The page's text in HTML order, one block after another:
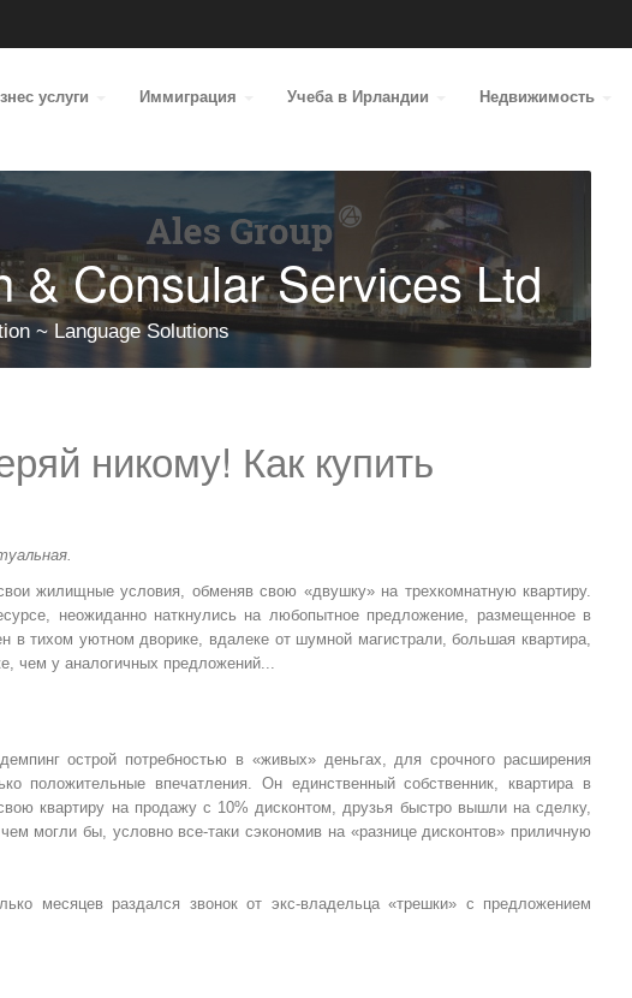
услуги Иммиграция Учеба в Ирландии Недвижимость
& Consular Services Ltd
~ Language Solutions
никому! Как купить
жилищные условия, обменяв свою «двушку» на трехкомнатную квартиру.
неожиданно наткнулись на любопытное предложение, размещенное в
в тихом уютном дворике, вдалеке от шумной магистрали, большая квартира,
чем у аналогичных предложений...
острой потребностью в «живых» деньгах, для срочного расширения
положительные впечатления. Он единственный собственник, квартира в
квартиру на продажу с 10% дисконтом, друзья быстро вышли на сделку,
могли бы, условно все-таки сэкономив на «разнице дисконтов» приличную
месяцев раздался звонок от экс-владельца «трешки» с предложением